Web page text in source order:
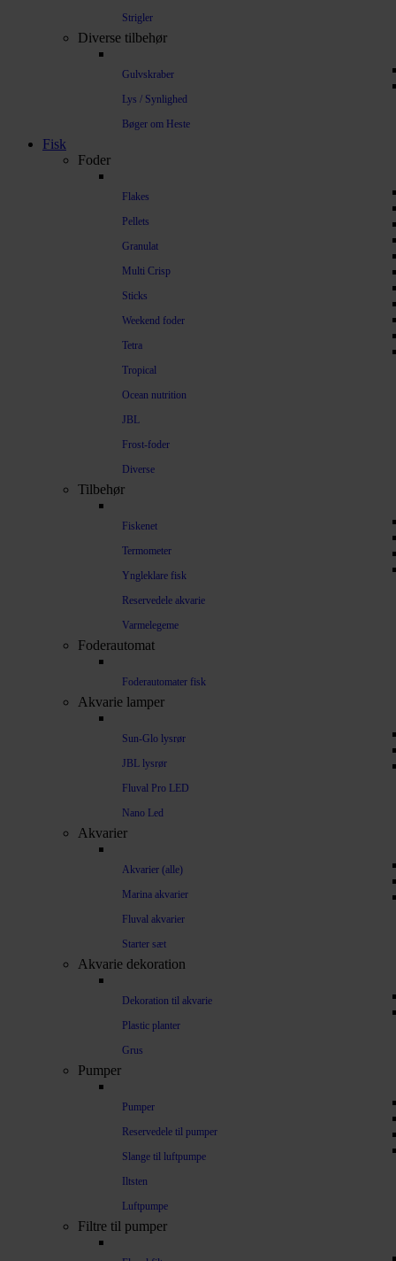
Strigler
Diverse tilbehør
Gulvskraber
Lys / Synlighed
Bøger om Heste
Fisk
Foder
Flakes
Pellets
Granulat
Multi Crisp
Sticks
Weekend foder
Tetra
Tropical
Ocean nutrition
JBL
Frost-foder
Diverse
Tilbehør
Fiskenet
Termometer
Yngleklare fisk
Reservedele akvarie
Varmelegeme
Foderautomat
Foderautomater fisk
Akvarie lamper
Sun-Glo lysrør
JBL lysrør
Fluval Pro LED
Nano Led
Akvarier
Akvarier (alle)
Marina akvarier
Fluval akvarier
Starter sæt
Akvarie dekoration
Dekoration til akvarie
Plastic planter
Grus
Pumper
Pumper
Reservedele til pumper
Slange til luftpumpe
Iltsten
Luftpumpe
Filtre til pumper